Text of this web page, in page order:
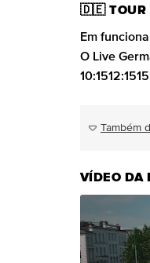
🇩🇪 TOUR
Em
O Live
Também
VÍDEO DA